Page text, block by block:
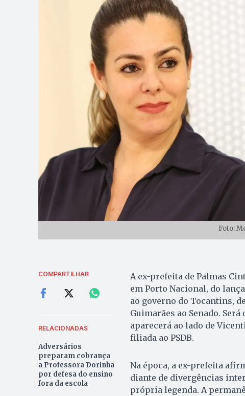
Foto:
COMPARTILHAR
RELACIONADAS
Adversários
preparam cobrança
a Professora Dorinha
por defesa do ensino
fora da escola
A ex-prefeita de Palmas
em Porto Nacional, do
ao governo do Tocantins,
Guimarães ao Senado.
aparecerá ao lado de
filiada ao PSDB.
Na época, a ex-prefeita
diante de divergências
própria legenda. A